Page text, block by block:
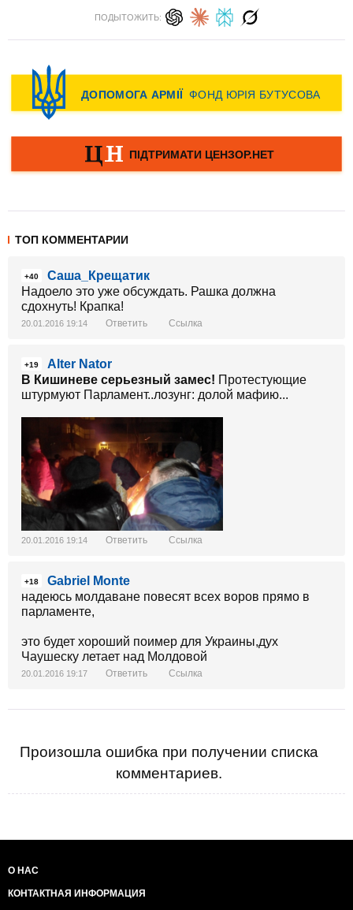
ПОДЫТОЖИТЬ:
ТОП КОММЕНТАРИИ
+40
Саша_Крещатик
Надоело это уже обсуждать. Рашка должна
сдохнуть! Крапка!
20.01.2016 19:14 Ответить Ссылка
+19
Alter Nator
В Кишиневе серьезный замес! Протестующие
штурмуют Парламент..лозунг: долой мафию...
20.01.2016 19:14 Ответить Ссылка
+18
Gabriel Monte
надеюсь молдаване повесят всех воров прямо в
парламенте,
это будет хороший поимер для Украины,дух
Чаушеску летает над Молдовой
20.01.2016 19:17 Ответить Ссылка
Произошла ошибка при получении списка
комментариев.
О НАС
КОНТАКТНАЯ ИНФОРМАЦИЯ